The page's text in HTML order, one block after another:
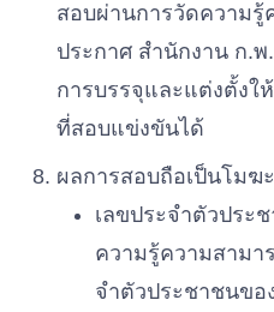
สอบผ่านการวัดความรู้
ประกาศ สํานักงาน ก.พ.
การบรรจุและแต่งตั้งใ
ที่สอบแข่งขันได้
ผลการสอบถือเป็นโมฆะ
เลขประจําตัวประ
ความรู้ความสามา
จําตัวประชาชนขอ